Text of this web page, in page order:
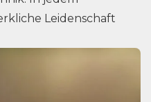
Leidenschaft